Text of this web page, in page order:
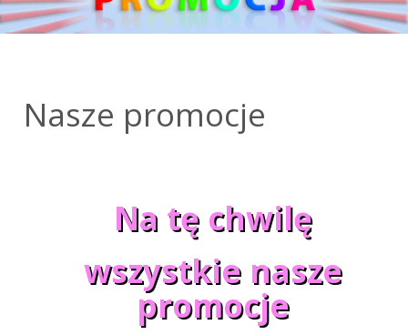
Nasze promocje
Na tę chwilę
wszystkie nasze
promocje